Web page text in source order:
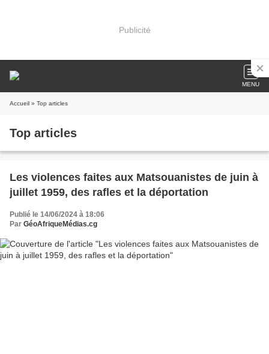
Publicité
MENU
Accueil » Top articles
Top articles
Les violences faites aux Matsouanistes de juin à
juillet 1959, des rafles et la déportation
Publié le 14/06/2024 à 18:06
Par GéoAfriqueMédias.cg